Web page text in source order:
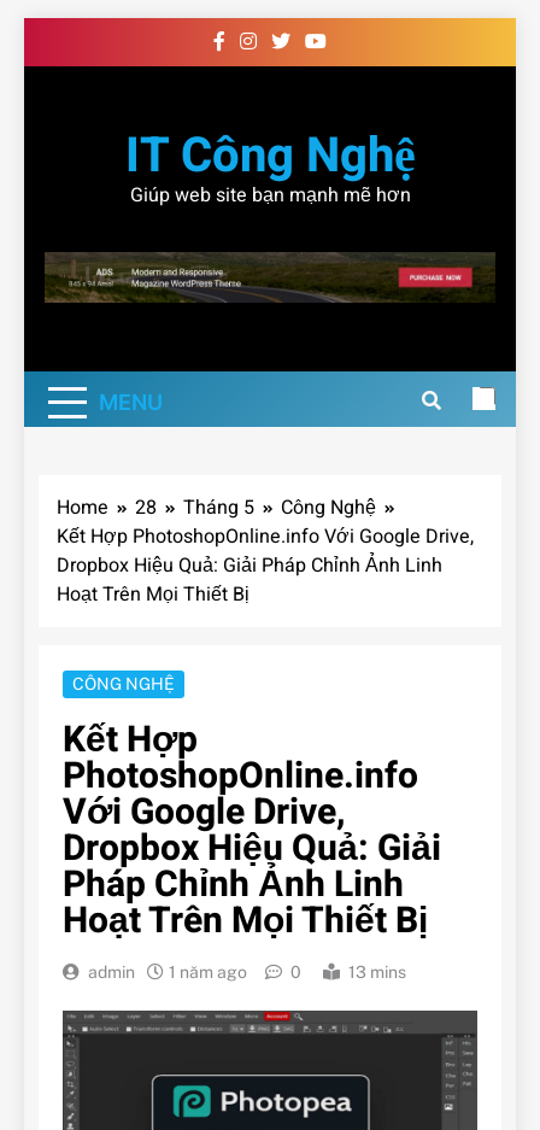
to
IT Công Nghệ
Giúp web site bạn mạnh mẽ hơn
MENU
Home 28 Tháng 5
Công Nghệ
Kết Hợp PhotoshopOnline.info Với Google Drive,
Dropbox Hiệu Quả: Giải Pháp Chỉnh Ảnh Linh
Hoạt Trên Mọi Thiết Bị
CÔNG NGHỆ
Kết Hợp
PhotoshopOnline.info
Với Google Drive,
Dropbox Hiệu Quả: Giải
Pháp Chỉnh Ảnh Linh
Hoạt Trên Mọi Thiết Bị
admin 1 năm ago 0 13 mins